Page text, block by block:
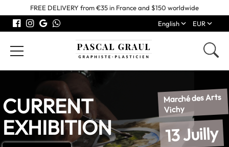
FREE DELIVERY from €35 in France and $150 worldwide
English
EUR
CURRENT
EXHIBITION
Marché des Arts
Vichy
13 Juilly